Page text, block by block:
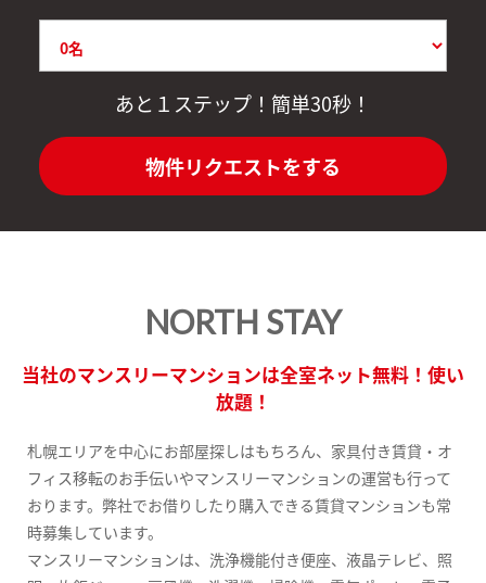
あと１ステップ！簡単30秒！
物件リクエストをする
NORTH STAY
当社のマンスリーマンションは全室ネット無料！使い
放題！
札幌エリアを中心にお部屋探しはもちろん、家具付き賃貸・オ
フィス移転のお手伝いやマンスリーマンションの運営も行って
おります。弊社でお借りしたり購入できる賃貸マンションも常
時募集しています。
マンスリーマンションは、洗浄機能付き便座、液晶テレビ、照